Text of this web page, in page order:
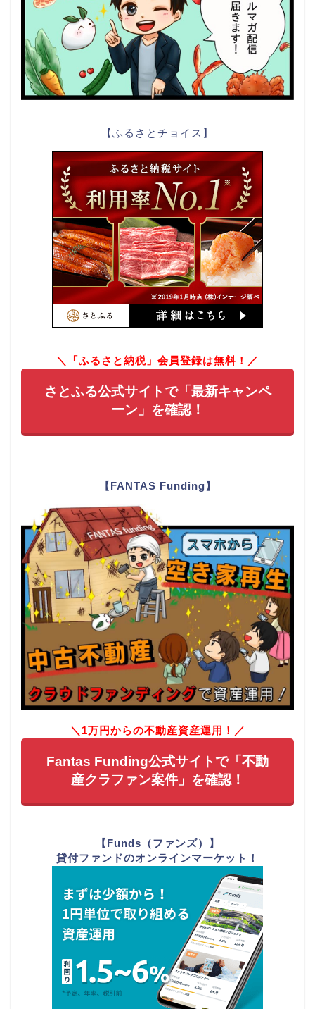
【ふるさとチョイス】
＼「ふるさと納税」会員登録は無料！／
さとふる公式サイトで「最新キャンペ
ーン」を確認！
【FANTAS Funding】
＼1万円からの不動産資産運用！／
Fantas Funding公式サイトで「不動
産クラファン案件」を確認！
【Funds（ファンズ）】
貸付ファンドのオンラインマーケット！